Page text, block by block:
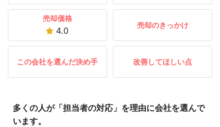
売却価格
4.0
売却のきっかけ
この会社を選んだ決め手 改善してほしい点
多くの人が「担当者の対応」を理由に会社を選んで
います。